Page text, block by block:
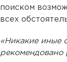
поиском
всех
«Никакие иные
рекомендовано